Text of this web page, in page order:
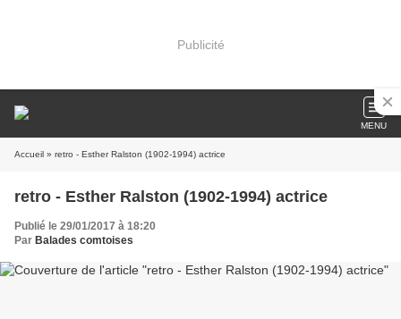
Publicité
MENU
Accueil » retro - Esther Ralston (1902-1994) actrice
retro - Esther Ralston (1902-1994) actrice
Publié le 29/01/2017 à 18:20
Par Balades comtoises